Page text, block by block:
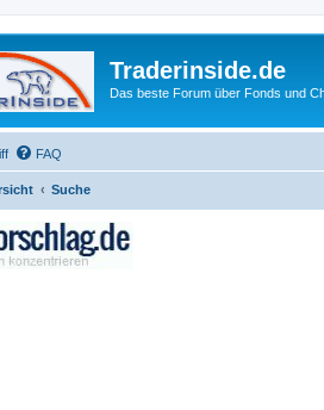
Traderinside.de
Das beste Forum über Fonds und
FAQ
Suche